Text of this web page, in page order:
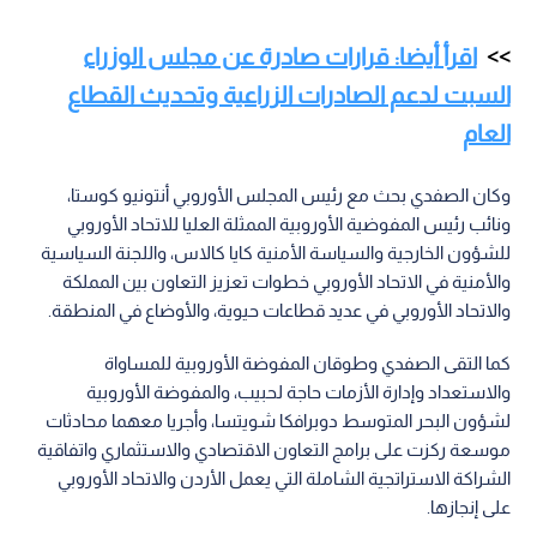
اقرأ أيضا: قرارات صادرة عن مجلس الوزراء
السبت لدعم الصادرات الزراعية وتحديث القطاع
العام
وكان الصفدي بحث مع رئيس المجلس الأوروبي أنتونيو كوستا،
ونائب رئيس المفوضية الأوروبية الممثلة العليا للاتحاد الأوروبي
للشؤون الخارجية والسياسة الأمنية كايا كالاس، واللجنة السياسية
والأمنية في الاتحاد الأوروبي خطوات تعزيز التعاون بين المملكة
والاتحاد الأوروبي في عديد قطاعات حيوية، والأوضاع في المنطقة.
كما التقى الصفدي وطوقان المفوضة الأوروبية للمساواة
والاستعداد وإدارة الأزمات حاجة لحبيب، والمفوضة الأوروبية
لشؤون البحر المتوسط دوبرافكا شويتسا، وأجريا معهما محادثات
موسعة ركزت على برامج التعاون الاقتصادي والاستثماري واتفاقية
الشراكة الاستراتجية الشاملة التي يعمل الأردن والاتحاد الأوروبي
على إنجازها.